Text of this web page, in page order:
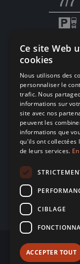
© 2026 Le
Ce site Web
cookies
Nous utilisons des
personnaliser le
trafic. Nous
informations sur
site avec nos
peuvent les
informations que
qu'ils ont collectées
de leurs services.
CIBLAGE
ACCEPTER TOUT